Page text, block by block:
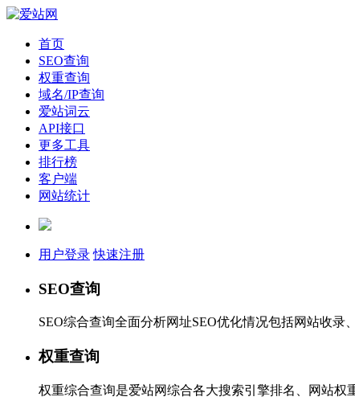
首页
SEO查询
权重查询
域名/IP查询
爱站词云
API接口
更多工具
排行榜
客户端
网站统计
用户登录 快速注册
SEO查询
SEO综合查询全面分析网址SEO优化情况包括网站收录
权重查询
权重综合查询是爱站网综合各大搜索引擎排名、网站权